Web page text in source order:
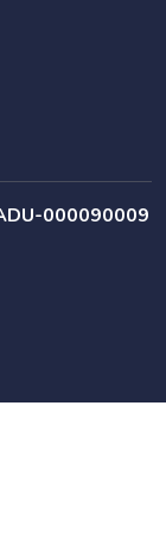
000090009